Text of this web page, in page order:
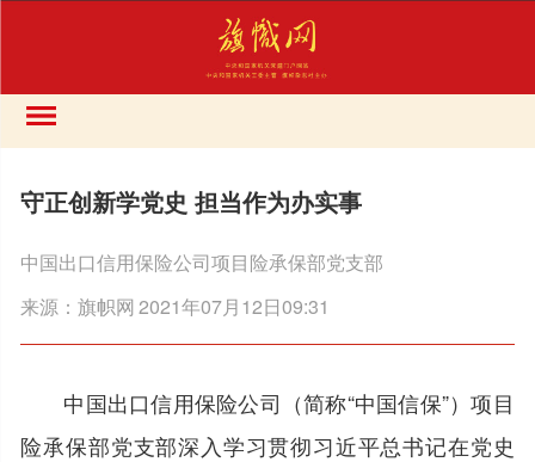
守正创新学党史 担当作为办实事
中国出口信用保险公司项目险承保部党支部
来源：旗帜网2021年07月12日09:31
中国出口信用保险公司（简称“中国信保”）项目
险承保部党支部深入学习贯彻习近平总书记在党史